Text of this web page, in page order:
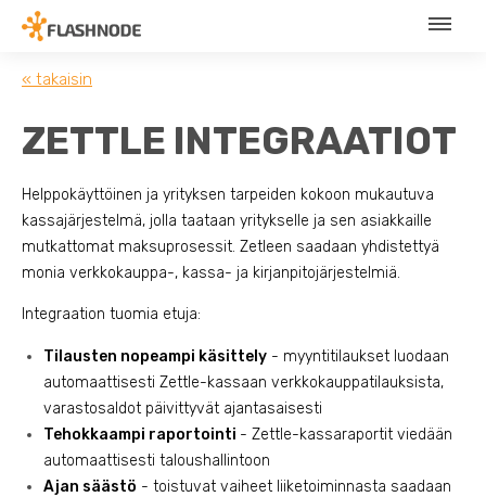
« takaisin
ZETTLE INTEGRAATIOT
Helppokäyttöinen ja yrityksen tarpeiden kokoon mukautuva
kassajärjestelmä, jolla taataan yritykselle ja sen asiakkaille
mutkattomat maksuprosessit. Zetleen saadaan yhdistettyä
monia verkkokauppa-, kassa- ja kirjanpitojärjestelmiä.
Integraation tuomia etuja:
Tilausten nopeampi käsittely - myyntitilaukset luodaan
automaattisesti Zettle-kassaan verkkokauppatilauksista,
varastosaldot päivittyvät ajantasaisesti
Tehokkaampi raportointi - Zettle-kassaraportit viedään
automaattisesti taloushallintoon
Ajan säästö - toistuvat vaiheet liiketoiminnasta saadaan